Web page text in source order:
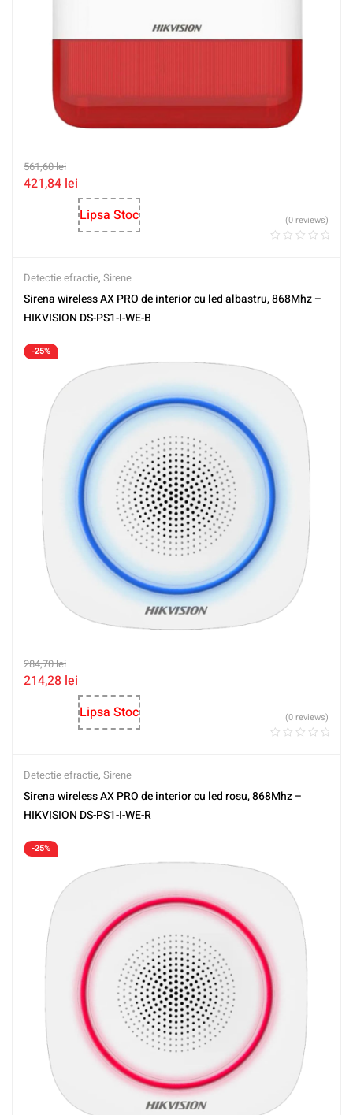
561,60lei
421,84 lei
Lipsa Stoc
(0 reviews)
Detectie efractie, Sirene
Sirena wireless AX PRO de interior cu led albastru, 868Mhz –
HIKVISION DS-PS1-I-WE-B
-25%
284,70lei
214,28 lei
Lipsa Stoc
(0 reviews)
Detectie efractie, Sirene
Sirena wireless AX PRO de interior cu led rosu, 868Mhz –
HIKVISION DS-PS1-I-WE-R
-25%